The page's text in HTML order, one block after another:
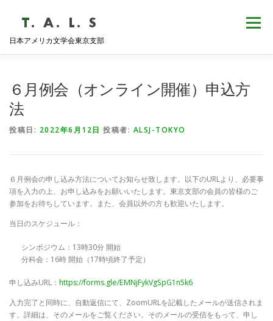
ツ
日本アメリカ文学会東京支部
メニュー
６月例会（オンライン開催）申込方
法
投稿日: 2022年6月12日 投稿者: ALSJ-TOKYO
６月例会の申し込み方法についてお知らせ致します。以下のURLより、必要事
項を入力の上、お申し込みをお願いいたします。東京支部の会員の皆様のご
参加をお待ちしています。また、会員以外の方も歓迎いたします。
当日のスケジュール：
シンポジウム：13時30分 開始
分科会：16時 開始（17時頃終了予定）
申し込みURL： https://forms.gle/EMNjFykVgSpG1n5k6
入力完了と同時に、自動返信にて、ZoomURLを記載したメールが送信されま
す。詳細は、そのメールをご覧ください。そのメールの受信をもって、申し